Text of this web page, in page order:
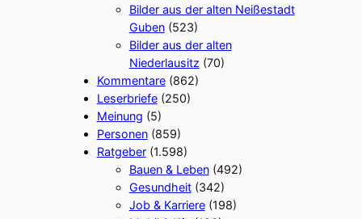
Bilder aus der alten Neißestadt
Guben(523)
Bilder aus der alten
Niederlausitz (70)
Kommentare(862)
Leserbriefe(250)
Meinung (5)
Personen(859)
Ratgeber(1.598)
Bauen & Leben(492)
Gesundheit(342)
Job & Karriere(198)